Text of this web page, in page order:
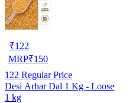
₹122
MRP₹150
122 Regular Price
Desi Arhar Dal 1 Kg - Loose
1 kg